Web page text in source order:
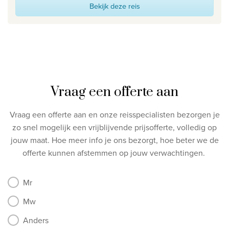
Bekijk deze reis
Vraag een offerte aan
Vraag een offerte aan en onze reisspecialisten bezorgen je
zo snel mogelijk een vrijblijvende prijsofferte, volledig op
jouw maat. Hoe meer info je ons bezorgt, hoe beter we de
offerte kunnen afstemmen op jouw verwachtingen.
Mr
Mw
Anders